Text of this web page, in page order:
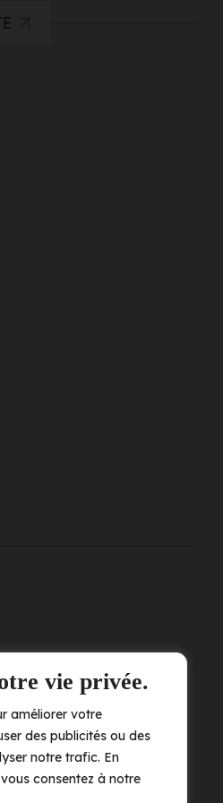
vie privée.
améliorer votre
des publicités ou des
notre trafic. En
consentez à notre